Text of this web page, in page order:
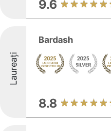
9.6
Laureați
Bardash
8.8